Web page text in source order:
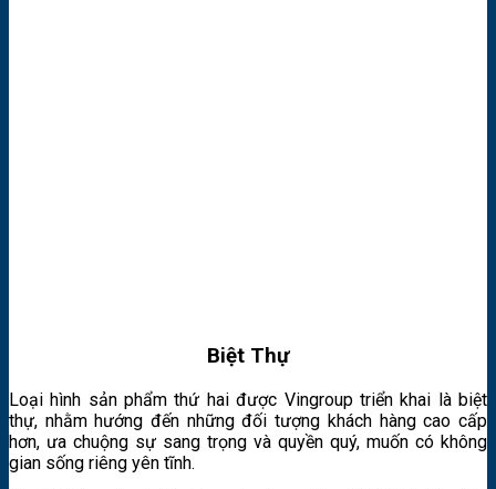
Biệt Thự
Loại hình sản phẩm thứ hai được Vingroup triển khai là biệt
thự, nhằm hướng đến những đối tượng khách hàng cao cấp
hơn, ưa chuộng sự sang trọng và quyền quý, muốn có không
gian sống riêng yên tĩnh.